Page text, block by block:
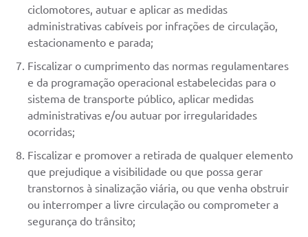
ciclomotores, autuar e aplicar as medidas
administrativas cabíveis por infrações de circulação,
estacionamento e parada;
Fiscalizar o cumprimento das normas regulamentares
e da programação operacional estabelecidas para o
sistema de transporte público, aplicar medidas
administrativas e/ou autuar por irregularidades
ocorridas;
Fiscalizar e promover a retirada de qualquer elemento
que prejudique a visibilidade ou que possa gerar
transtornos à sinalização viária, ou que venha obstruir
ou interromper a livre circulação ou comprometer a
segurança do trânsito;